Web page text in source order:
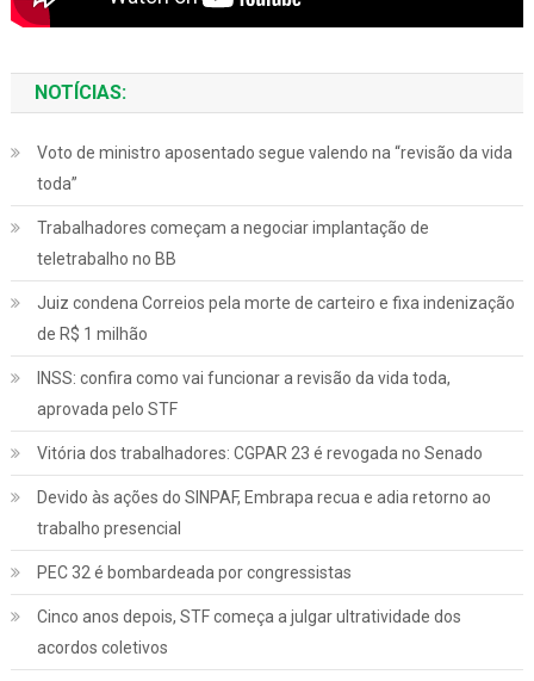
NOTÍCIAS:
Voto de ministro aposentado segue valendo na “revisão da vida
toda”
Trabalhadores começam a negociar implantação de
teletrabalho no BB
Juiz condena Correios pela morte de carteiro e fixa indenização
de R$ 1 milhão
INSS: confira como vai funcionar a revisão da vida toda,
aprovada pelo STF
Vitória dos trabalhadores: CGPAR 23 é revogada no Senado
Devido às ações do SINPAF, Embrapa recua e adia retorno ao
trabalho presencial
PEC 32 é bombardeada por congressistas
Cinco anos depois, STF começa a julgar ultratividade dos
acordos coletivos